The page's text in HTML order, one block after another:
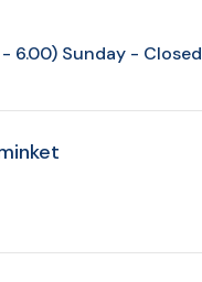
6.00) Sunday - Closed